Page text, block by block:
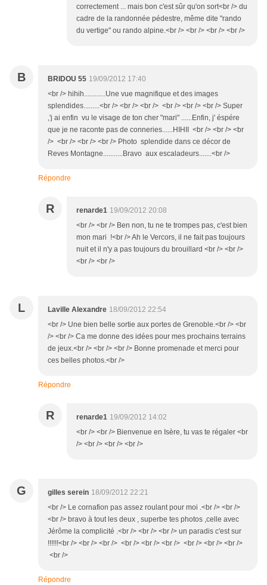
correctement ... mais bon c'est sûr qu'on sort<br /> du
cadre de la randonnée pédestre, même dite "rando
du vertige" ou rando alpine.<br /> <br /> <br /> <br />
B BRIDOU 55 19/09/2012 17:40
<br /> hihih............Une vue magnifique et des images
splendides.........<br /> <br /> <br /> <br /> <br /> <br /> Super
,'j ai enfin vu le visage de ton cher "mari" ......Enfin, j' éspére
que je ne raconte pas de conneries......HIHII <br /> <br /> <br
/> <br /> <br /> <br /> Photo splendide dans ce décor de
Reves Montagne...........Bravo aux escaladeurs.......<br />
Répondre
R renarde1 19/09/2012 20:08
<br /> <br /> Ben non, tu ne te trompes pas, c'est bien
mon mari !<br /> Ah le Vercors, il ne fait pas toujours
nuit et il n'y a pas toujours du brouillard <br /> <br />
<br /> <br />
L Laville Alexandre 18/09/2012 22:54
<br /> Une bien belle sortie aux portes de Grenoble.<br /> <br
/> <br /> Ca me donne des idées pour mes prochains terrains
de jeux.<br /> <br /> <br /> Bonne promenade et merci pour
ces belles photos.<br />
Répondre
R renarde1 19/09/2012 14:02
<br /> <br /> Bienvenue en Isère, tu vas te régaler <br
/> <br /> <br /> <br />
G gilles serein 18/09/2012 22:21
<br /> Le cornafion pas assez roulant pour moi .<br /> <br />
<br /> bravo à tout les deux , superbe tes photos ,celle avec
Jérôme la complicité .<br /> <br /> <br /> un paradis c'est sur
!!!!!!<br /> <br /> <br /> <br /> <br /> <br /> <br /> <br /> <br />
<br />
Répondre